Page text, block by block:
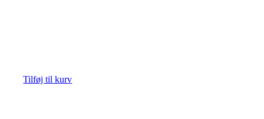
Tilføj til kurv